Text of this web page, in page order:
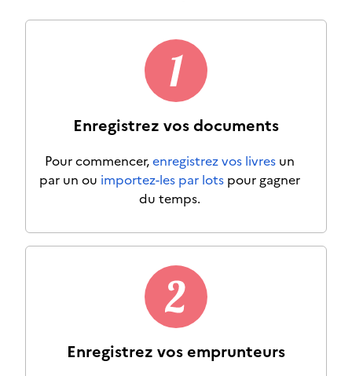
Enregistrez vos documents
Pour commencer,enregistrez vos livres un
par un ou importez-les par lots pour gagner
du temps.
Enregistrez vos emprunteurs